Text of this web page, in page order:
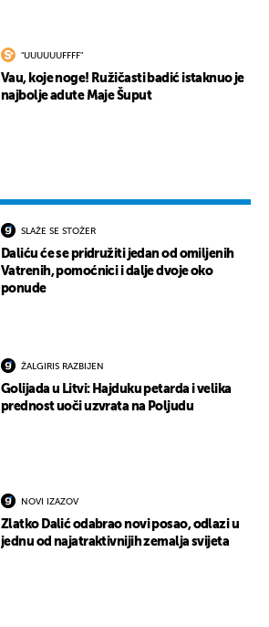
"UUUUUUFFFF"
Vau, koje noge! Ružičasti badić istaknuo je
najbolje adute Maje Šuput
SLAŽE SE STOŽER
Daliću će se pridružiti jedan od omiljenih
Vatrenih, pomoćnici i dalje dvoje oko
ponude
ŽALGIRIS RAZBIJEN
Golijada u Litvi: Hajduku petarda i velika
prednost uoči uzvrata na Poljudu
NOVI IZAZOV
Zlatko Dalić odabrao novi posao, odlazi u
jednu od najatraktivnijih zemalja svijeta